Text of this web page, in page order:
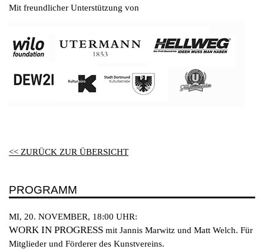
Mit freundlicher Unterstützung von
<< ZURÜCK ZUR ÜBERSICHT
PROGRAMM
MI, 20. NOVEMBER, 18:00 UHR:
WORK IN PROGRESS mit Jannis Marwitz und Matt Welch. Für
Mitglieder und Förderer des Kunstvereins.